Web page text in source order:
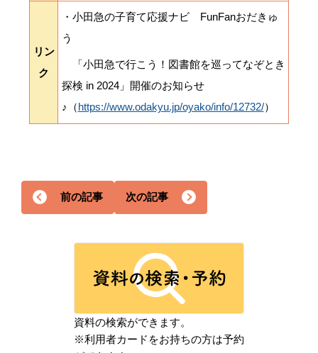
資料の検索ができます。
※利用者カードをお持ちの方は予約
リン
ク
・小田急の子育て応援ナビ FunFanおだきゅ
う
「小田急で行こう！図書館を巡ってなぞとき
探検 in 2024」開催のお知らせ
♪（https://www.odakyu.jp/oyako/info/12732/）
前の記事 次の記事